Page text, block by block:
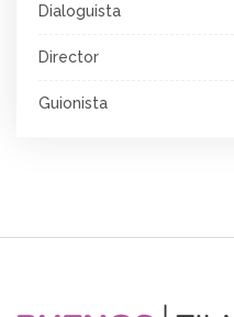
Dialoguista
Director
Guionista